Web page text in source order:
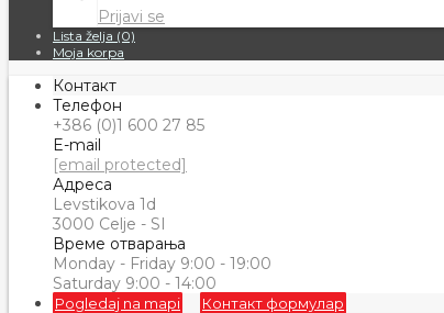
Prijavi se
Lista želja (0)
Moja korpa
Контакт
Телефон
+386 (0)1 600 27 85
E-mail
[email protected]
Адреса
Levstikova 1d
3000 Celje - SI
Време отварања
Monday - Friday 9:00 - 19:00
Saturday 9:00 - 14:00
Pogledaj na mapi Контакт формулар